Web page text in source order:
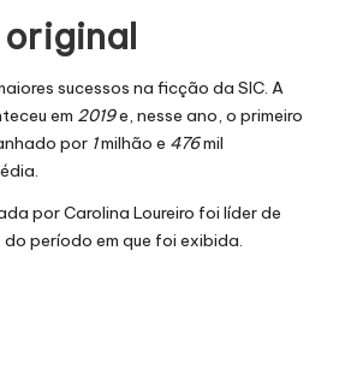
sucessos na ficção da SIC. A
em 2019e, nesse ano, o primeiro
por 1milhão e 476mil
por Carolina Loureiro foi líder de
período em que foi exibida.